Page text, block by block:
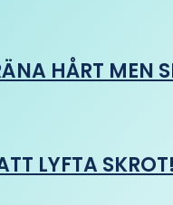
HÅRT MEN
LYFTA SKROT!